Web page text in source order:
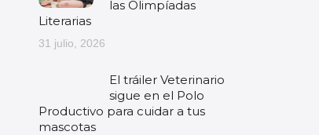
las Olimpíadas
Literarias
31 julio, 2026
El tráiler Veterinario
sigue en el Polo
Productivo para cuidar a tus
mascotas